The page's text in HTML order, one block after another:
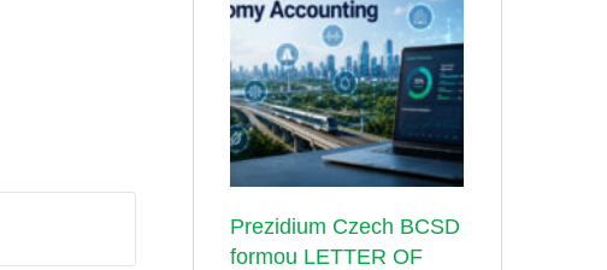
Prezidium Czech BCSD
formou LETTER OF